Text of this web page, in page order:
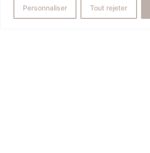
Personnaliser Tout rejeter
Prendre